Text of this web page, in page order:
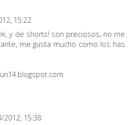
15:22
y de shorts! son preciosos, no me
me gusta mucho como los has
2012, 15:38